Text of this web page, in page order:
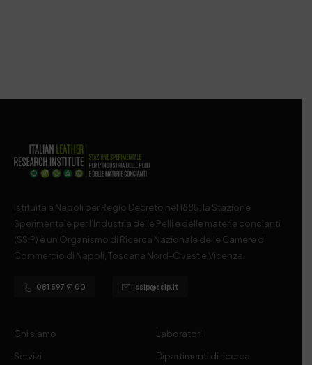
Istituita a Napoli per Regio Decreto nel 1885, la Stazione
Sperimentale per l’Industria delle Pelli e delle materie concianti
(SSIP) è un Organismo di Ricerca Nazionale delle Camere di
Commercio di Napoli, Toscana Nord-Ovest e Vicenza.
081 597 91 00 ssip@ssip.it
Chi siamo
Servizi
Laboratori
Dipartimenti di ricerca